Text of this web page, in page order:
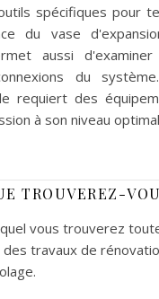
spécifiques pour
du vase
aussi
du
requiert des
à son niveau
TROUVEREZ-
vous trouverez
travaux de